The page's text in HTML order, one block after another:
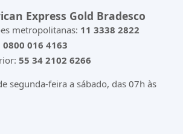
Express Gold Bradesco
metropolitanas: 11 3338 2822
0800 016 4163
55 34 2102 6266
segunda-feira a sábado, das 07h às